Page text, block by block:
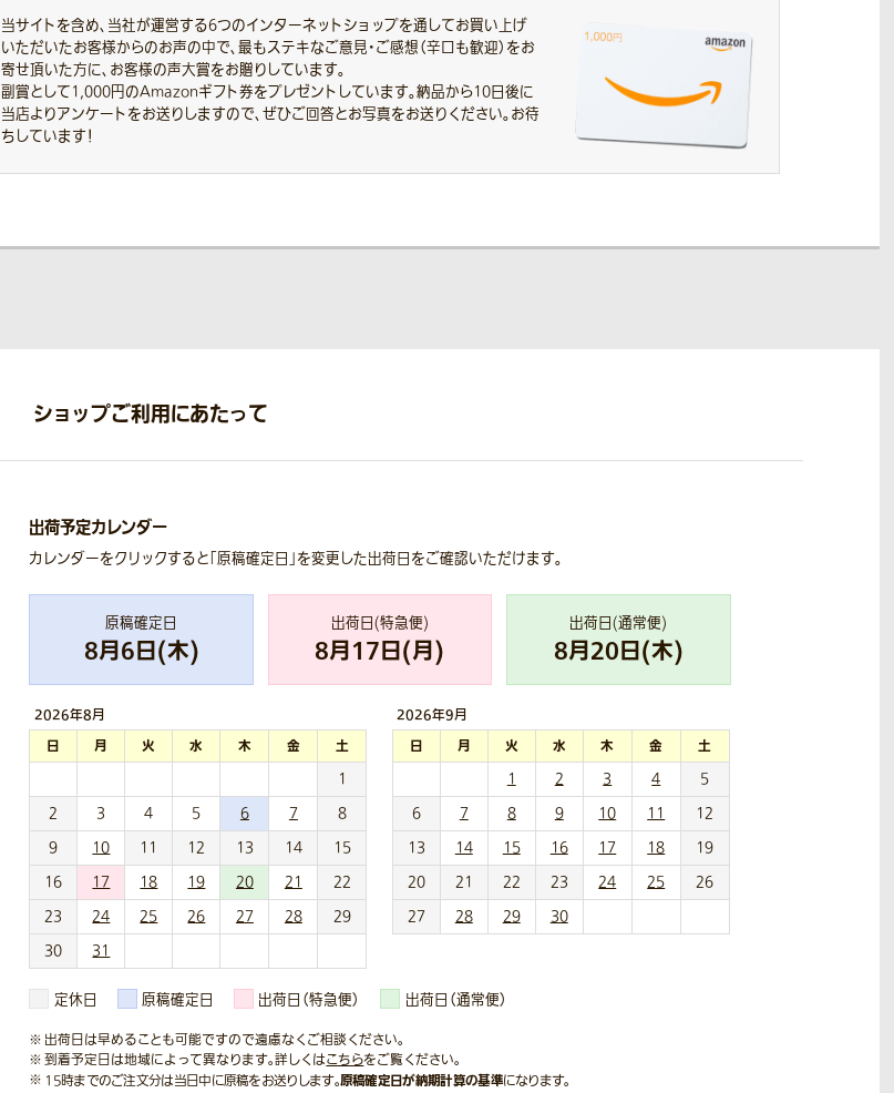
当サイトを含め、当社が運営する6つのインターネットショップを通してお買い上げ
いただいたお客様からのお声の中で、最もステキなご意見・ご感想（辛口も歓迎）をお
寄せ頂いた方に、お客様の声大賞をお贈りしています。
副賞として1,000円のAmazonギフト券をプレゼントしています。納品から10日後に
当店よりアンケートをお送りしますので、ぜひご回答とお写真をお送りください。お待
ちしています！
ショップご利用にあたって
出荷予定カレンダー
カレンダーをクリックすると「原稿確定日」を変更した出荷日をご確認いただけます。
原稿確定日
8月6日(木)
出荷日(特急便)
8月17日(月)
出荷日(通常便)
8月20日(木)
2026年8月
日 月 火 水 木 金
土
1
2
3 4 5 6 7
8
9
10 11 12 13 14
15
16
17 18 19 20 21
22
23
24 25 26 27 28
29
30
31
2026年9月
日 月 火 水 木 金
土
1
2 3 4
5
6
7 8 9 10 11
12
13
14 15 16 17 18
19
20
21 22 23 24 25
26
27
28 29 30
定休日 原稿確定日 出荷日（特急便） 出荷日（通常便）
出荷日は早めることも可能ですので遠慮なくご相談ください。
到着予定日は地域によって異なります。詳しくはこちらをご覧ください。
15時までのご注文分は当日中に原稿をお送りします。原稿確定日が納期計算の基準になります。